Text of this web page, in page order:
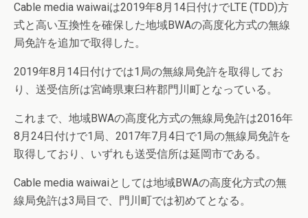
Cable media waiwaiは2019年8月14日付けでLTE (TDD)方
式と高い互換性を確保した地域BWAの高度化方式の無線
局免許を追加で取得した。
2019年8月14日付けでは1局の無線局免許を取得してお
り、送受信所は宮崎県東臼杵郡門川町となっている。
これまで、地域BWAの高度化方式の無線局免許は2016年
8月24日付けで1局、2017年7月4日で1局の無線局免許を
取得しており、いずれも送受信所は延岡市である。
Cable media waiwaiとしては地域BWAの高度化方式の無
線局免許は3局目で、門川町では初めてとなる。